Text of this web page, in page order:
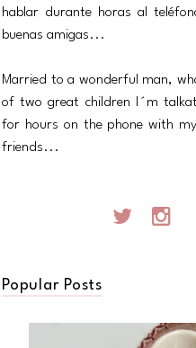
hablar durante horas al
buenas amigas...
Married to a wonderful man,
of two great children I´m
for hours on the phone with
friends...
Popular Posts